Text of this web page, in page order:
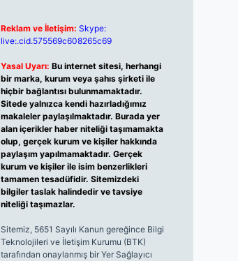
Reklam ve İletişim: Skype:
live:.cid.575569c608265c69
Yasal Uyarı: Bu internet sitesi, herhangi
bir marka, kurum veya şahıs şirketi ile
hiçbir bağlantısı bulunmamaktadır.
Sitede yalnızca kendi hazırladığımız
makaleler paylaşılmaktadır. Burada yer
alan içerikler haber niteliği taşımamakta
olup, gerçek kurum ve kişiler hakkında
paylaşım yapılmamaktadır. Gerçek
kurum ve kişiler ile isim benzerlikleri
tamamen tesadüfidir. Sitemizdeki
bilgiler taslak halindedir ve tavsiye
niteliği taşımazlar.
Sitemiz, 5651 Sayılı Kanun gereğince Bilgi
Teknolojileri ve İletişim Kurumu (BTK)
tarafından onaylanmış bir Yer Sağlayıcı